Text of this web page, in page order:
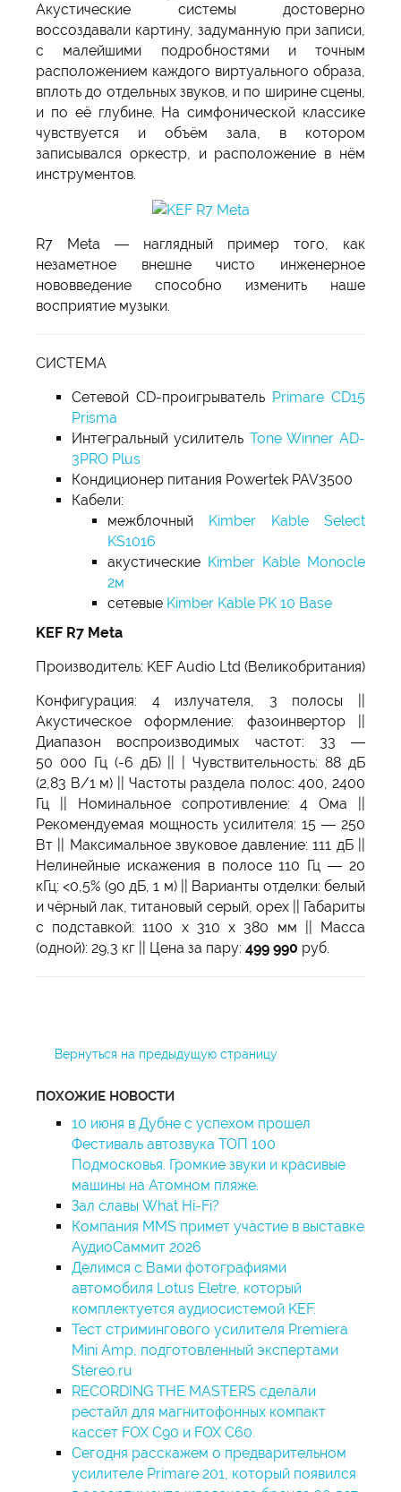
Акустические системы достоверно
воссоздавали картину, задуманную при записи,
с малейшими подробностями и точным
расположением каждого виртуального образа,
вплоть до отдельных звуков, и по ширине сцены,
и по её глубине. На симфонической классике
чувствуется и объём зала, в котором
записывался оркестр, и расположение в нём
инструментов.
R7 Meta — наглядный пример того, как
незаметное внешне чисто инженерное
нововведение способно изменить наше
восприятие музыки.
СИСТЕМА
Сетевой CD-проигрыватель Primare CD15
Prisma
Интегральный усилитель Tone Winner AD-
3PRO Plus
Кондиционер питания Powertek PAV3500
Кабели:
межблочный Kimber Kable Select
KS1016
акустические Kimber Kable Monocle
2м
сетевые Kimber Kable PK 10 Base
KEF R7 Meta
Производитель: KEF Audio Ltd (Великобритания)
Конфигурация: 4 излучателя, 3 полосы ||
Акустическое оформление: фазоинвертор ||
Диапазон воспроизводимых частот: 33 —
50 000 Гц (-6 дБ) || | Чувствительность: 88 дБ
(2,83 В/1 м) || Частоты раздела полос: 400, 2400
Гц || Номинальное сопротивление: 4 Ома ||
Рекомендуемая мощность усилителя: 15 — 250
Вт || Максимальное звуковое давление: 111 дБ ||
Нелинейные искажения в полосе 110 Гц — 20
кГц: <0,5% (90 дБ, 1 м) || Варианты отделки: белый
и чёрный лак, титановый серый, орех || Габариты
с подставкой: 1100 x 310 x 380 мм || Масса
(одной): 29,3 кг || Цена за пару: 499 990 руб.
Вернуться на предыдущую страницу
ПОХОЖИЕ НОВОСТИ
10 июня в Дубне с успехом прошел
Фестиваль автозвука ТОП 100
Подмосковья. Громкие звуки и красивые
машины на Атомном пляже.
Зал славы What Hi-Fi?
Компания MMS примет участие в выставке
АудиоСаммит 2026
Делимся с Вами фотографиями
автомобиля Lotus Eletre, который
комплектуется аудиосистемой KEF.
Тест стримингового усилителя Premiera
Mini Amp, подготовленный экспертами
Stereo.ru
RECORDING THE MASTERS сделали
рестайл для магнитофонных компакт
кассет FOX C90 и FOX C60.
Сегодня расскажем о предварительном
усилителе Primare 201, который появился